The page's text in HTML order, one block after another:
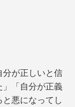
が正しいと信
」「自分が正義
悪になってし